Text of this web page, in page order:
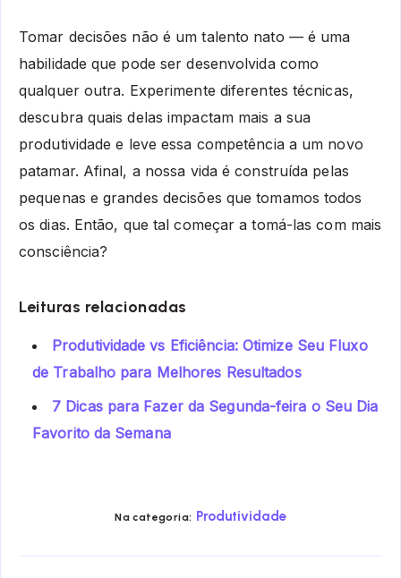
Tomar decisões não é um talento nato — é uma
habilidade que pode ser desenvolvida como
qualquer outra. Experimente diferentes técnicas,
descubra quais delas impactam mais a sua
produtividade e leve essa competência a um novo
patamar. Afinal, a nossa vida é construída pelas
pequenas e grandes decisões que tomamos todos
os dias. Então, que tal começar a tomá-las com mais
consciência?
Leituras relacionadas
Produtividade vs Eficiência: Otimize Seu Fluxo
de Trabalho para Melhores Resultados
7 Dicas para Fazer da Segunda-feira o Seu Dia
Favorito da Semana
Na categoria: Produtividade